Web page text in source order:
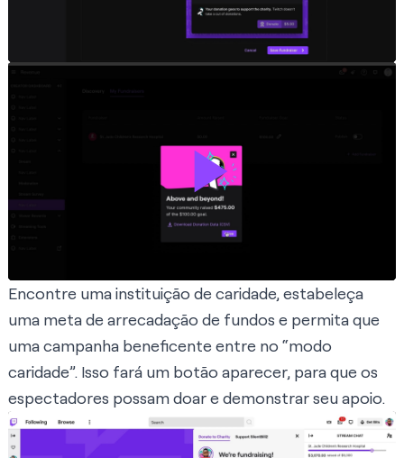
Encontre uma instituição de caridade, estabeleça
uma meta de arrecadação de fundos e permita que
uma campanha beneficente entre no “modo
caridade”. Isso fará um botão aparecer, para que os
espectadores possam doar e demonstrar seu apoio.